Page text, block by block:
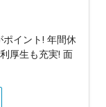
イント! 年間休
厚生も充実! 面